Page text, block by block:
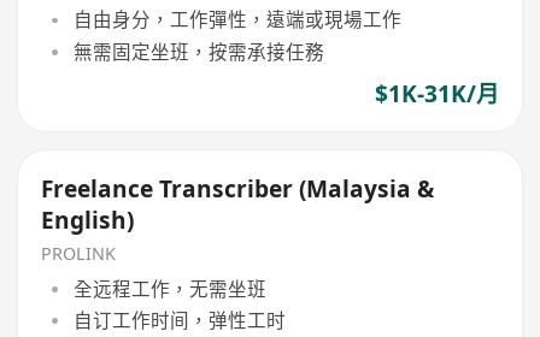
自由身分，工作彈性，遠端或現場工作
無需固定坐班，按需承接任務
$1K-31K/月
Freelance Transcriber (Malaysia &
English)
PROLINK
全远程工作，无需坐班
自订工作时间，弹性工时